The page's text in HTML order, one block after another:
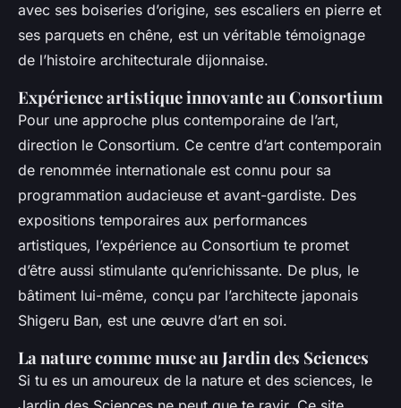
avec ses boiseries d’origine, ses escaliers en pierre et
ses parquets en chêne, est un véritable témoignage
de l’histoire architecturale dijonnaise.
Expérience artistique innovante au Consortium
Pour une approche plus contemporaine de l’art,
direction le Consortium. Ce centre d’art contemporain
de renommée internationale est connu pour sa
programmation audacieuse et avant-gardiste. Des
expositions temporaires aux performances
artistiques, l’expérience au Consortium te promet
d’être aussi stimulante qu’enrichissante. De plus, le
bâtiment lui-même, conçu par l’architecte japonais
Shigeru Ban, est une œuvre d’art en soi.
La nature comme muse au Jardin des Sciences
Si tu es un amoureux de la nature et des sciences, le